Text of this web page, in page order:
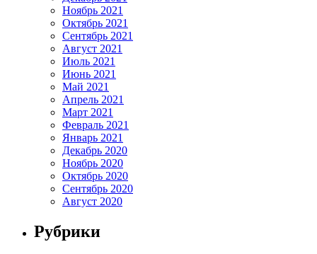
Ноябрь 2021
Октябрь 2021
Сентябрь 2021
Август 2021
Июль 2021
Июнь 2021
Май 2021
Апрель 2021
Март 2021
Февраль 2021
Январь 2021
Декабрь 2020
Ноябрь 2020
Октябрь 2020
Сентябрь 2020
Август 2020
Рубрики